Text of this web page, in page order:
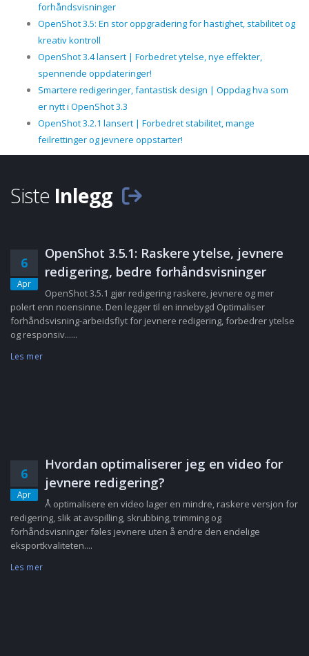
forhåndsvisninger
OpenShot 3.5: En stor oppgradering for hastighet, stabilitet og
kreativ kontroll
OpenShot 3.4 lansert | Forbedret ytelse, nye effekter,
spennende oppdateringer!
Smartere redigeringer, fantastisk design | Oppdag hva som
er nytt i OpenShot 3.3
OpenShot 3.2.1 lansert | Forbedret stabilitet, mange
feilrettinger og jevnere oppstarter!
Siste Inlegg
6
Apr
OpenShot 3.5.1: Raskere ytelse, jevnere
redigering, bedre forhåndsvisninger
OpenShot 3.5.1 gjør redigering raskere, jevnere og mer
polert enn noensinne. Den legger til en innebygd Optimaliser
forhåndsvisning-arbeidsflyt for jevnere redigering, forbedrer ytelse
og responsiv......
Les mer
6
Apr
Hvordan optimaliserer jeg en video for
jevnere redigering?
Å optimalisere en video lager en mindre, raskere versjon for
redigering, slik at avspilling, skrubbing, trimming og
forhåndsvisninger føles jevnere uten å endre den endelige
eksportkvaliteten....
Les mer